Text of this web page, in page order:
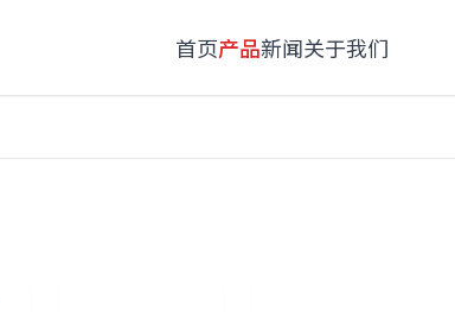
首页产品新闻关于我们